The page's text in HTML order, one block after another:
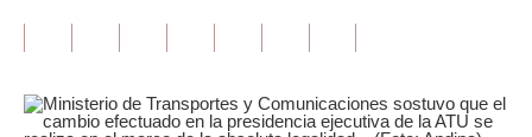
Plus G
Opinión